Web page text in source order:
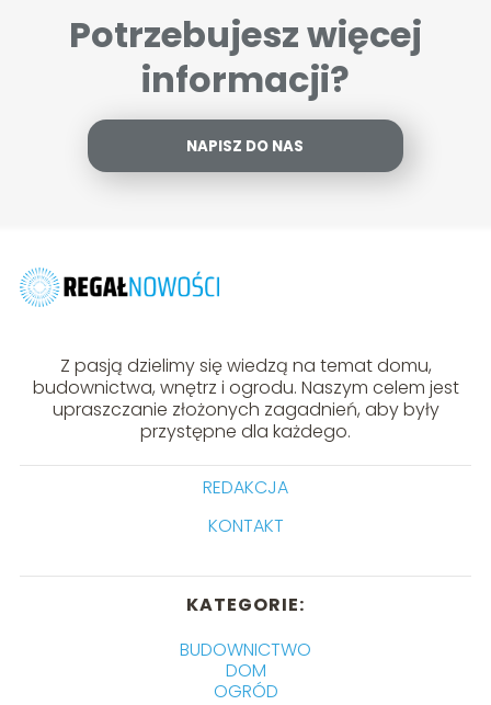
Potrzebujesz więcej
informacji?
NAPISZ DO NAS
Z pasją dzielimy się wiedzą na temat domu,
budownictwa, wnętrz i ogrodu. Naszym celem jest
upraszczanie złożonych zagadnień, aby były
przystępne dla każdego.
REDAKCJA
KONTAKT
KATEGORIE:
BUDOWNICTWO
DOM
OGRÓD